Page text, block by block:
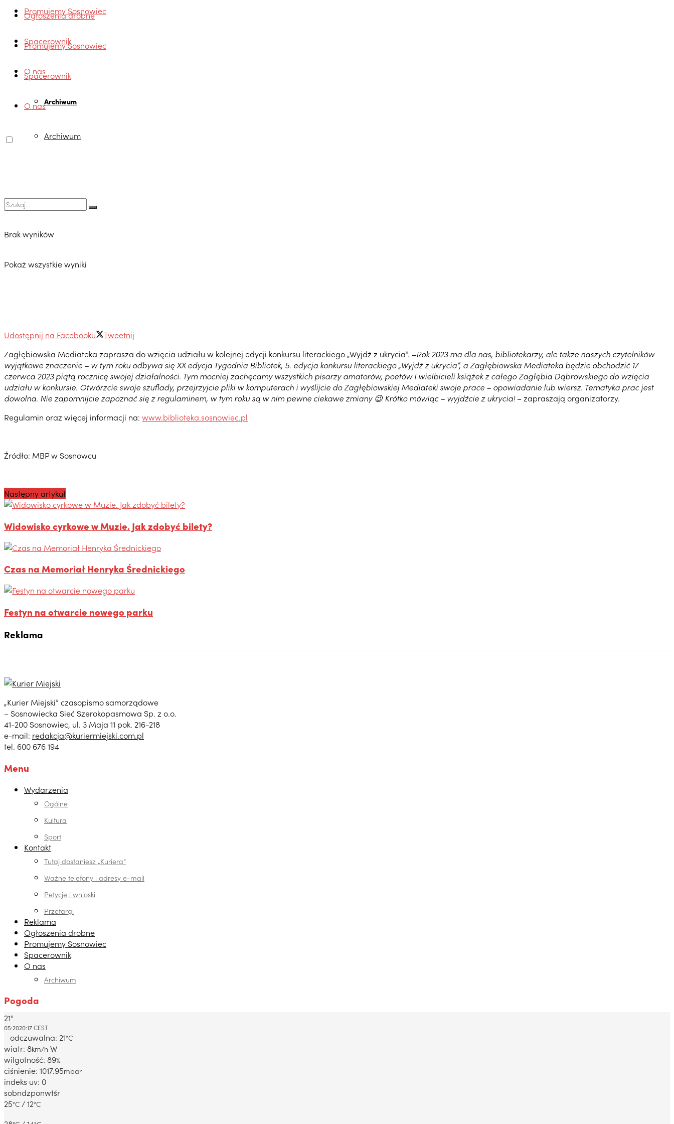
Promujemy Sosnowiec
Spacerownik
O nas
Archiwum
Ogłoszenia drobne
Promujemy Sosnowiec
Spacerownik
O nas
Archiwum
Brak wyników
Pokaż wszystkie wyniki
Udostępnij na Facebooku
Tweetnij
Zagłębiowska Mediateka zaprasza do wzięcia udziału w kolejnej edycji konkursu literackiego „Wyjdź z ukrycia”. –Rok 2023 ma dla nas, bibliotekarzy, ale także naszych czytelników
wyjątkowe znaczenie – w tym roku odbywa się XX edycja Tygodnia Bibliotek, 5. edycja konkursu literackiego „Wyjdź z ukrycia”, a Zagłębiowska Mediateka będzie obchodzić 17
czerwca 2023 piątą rocznicę swojej działalności. Tym mocniej zachęcamy wszystkich pisarzy amatorów, poetów i wielbicieli książek z całego Zagłębia Dąbrowskiego do wzięcia
udziału w konkursie. Otwórzcie swoje szuflady, przejrzyjcie pliki w komputerach i wyślijcie do Zagłębiowskiej Mediateki swoje prace – opowiadanie lub wiersz. Tematyka prac jest
dowolna. Nie zapomnijcie zapoznać się z regulaminem, w tym roku są w nim pewne ciekawe zmiany 😉 Krótko mówiąc – wyjdźcie z ukrycia!– zapraszają organizatorzy.
Regulamin oraz więcej informacji na: www.biblioteka.sosnowiec.pl
Źródło: MBP w Sosnowcu
Następny artykuł
Widowisko cyrkowe w Muzie. Jak zdobyć bilety?
Czas na Memoriał Henryka Średnickiego
Festyn na otwarcie nowego parku
Reklama
„Kurier Miejski” czasopismo samorządowe
– Sosnowiecka Sieć Szerokopasmowa Sp. z o.o.
41-200 Sosnowiec, ul. 3 Maja 11 pok. 216-218
e-mail: redakcja@kuriermiejski.com.pl
tel. 600 676 194
Menu
Wydarzenia
Ogólne
Kultura
Sport
Kontakt
Tutaj dostaniesz „Kuriera”
Ważne telefony i adresy e-mail
Petycje i wnioski
Przetargi
Reklama
Ogłoszenia drobne
Promujemy Sosnowiec
Spacerownik
O nas
Archiwum
Pogoda
Dabrowa Gornicza, PL
21°
05:2020:17 CEST
odczuwalna: 21°C
wiatr: 8km/h W
wilgotność: 89%
ciśnienie: 1017.95mbar
indeks uv: 0
sobndzponwtśr
25°C / 12°C